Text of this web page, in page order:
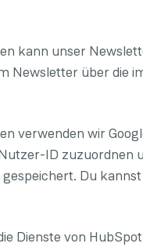
kann unser
Newsletter über die
verwenden wir
ID zuzuordnen
Du
Dienste von